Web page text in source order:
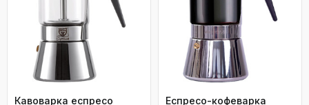
Кавоварка еспресо Еспресо-кофеварка